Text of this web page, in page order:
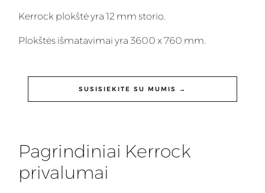
Kerrock plokštė yra 12 mm storio.
Plokštės išmatavimai yra 3600 x 760 mm.
SUSISIEKITE SU MUMIS →
Pagrindiniai Kerrock
privalumai